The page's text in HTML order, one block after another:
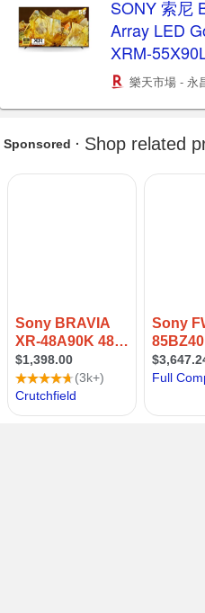
SONY 索尼
Array LED
XRM-
樂天市場 - 永